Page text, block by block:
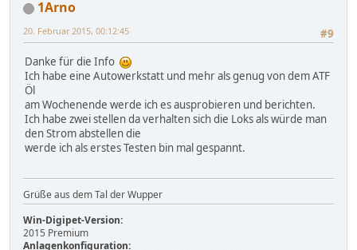
1Arno
#9
20. Februar 2015, 00:12:45
Danke für die Info
Ich habe eine Autowerkstatt und mehr als genug von dem ATF
Öl
am Wochenende werde ich es ausprobieren und berichten.
Ich habe zwei stellen da verhalten sich die Loks als würde man
den Strom abstellen die
werde ich als erstes Testen bin mal gespannt.
Grüße aus dem Tal der Wupper
Win-Digipet-Version:
2015 Premium
Anlagenkonfiguration: